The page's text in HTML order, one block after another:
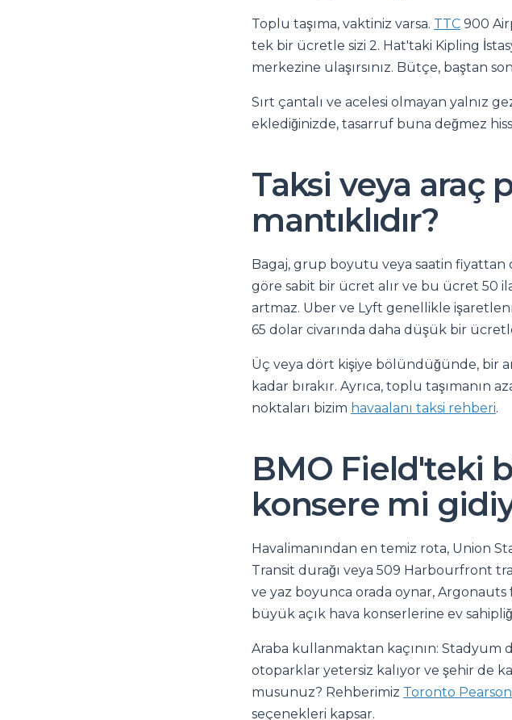
Toplu taşıma, vaktiniz varsa. TTC 900
tek bir ücretle sizi 2. Hat'taki Kipling
merkezine ulaşırsınız. Bütçe, baştan
Sırt çantalı ve acelesi olmayan yalnız
eklediğinizde, tasarruf buna değmez
Taksi veya araç
mantıklıdır?
Bagaj, grup boyutu veya saatin fiyattan
göre sabit bir ücret alır ve bu ücret 50
artmaz. Uber ve Lyft genellikle
65 dolar civarında daha düşük bir
Üç veya dört kişiye bölündüğünde, bir
kadar bırakır. Ayrıca, toplu taşımanın
noktaları bizim havaalanı taksi rehberi.
BMO Field'teki
konsere mi
Havalimanından en temiz rota, Union
Transit durağı veya 509 Harbourfront
ve yaz boyunca orada oynar,
büyük açık hava konserlerine ev
Araba kullanmaktan kaçının:
otoparklar yetersiz kalıyor ve şehir de
musunuz? Rehberimiz Toronto
seçenekleri kapsar.